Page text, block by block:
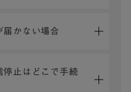
届かない場合
停止はどこで手続